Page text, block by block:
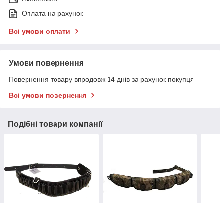
Оплата на рахунок
Всі умови оплати
Умови повернення
Повернення товару впродовж 14 днів за рахунок покупця
Всі умови повернення
Подібні товари компанії